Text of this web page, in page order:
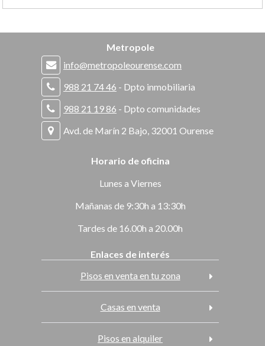
Metropole
info@metropoleourense.com
988 21 74 46 - Dpto inmobiliaria
988 21 19 86 - Dpto comunidades
Avd. de Marín 2 Bajo, 32001 Ourense
Horario de oficina
Lunes a Viernes
Mañanas de 9:30h a 13:30h
Tardes de 16.00h a 20.00h
Enlaces de interés
Pisos en venta en tu zona
Casas en venta
Pisos en alquiler